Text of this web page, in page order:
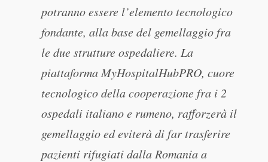
potranno essere l’elemento tecnologico
fondante, alla base del gemellaggio fra
le due strutture ospedaliere. La
piattaforma MyHospitalHubPRO, cuore
tecnologico della cooperazione fra i 2
ospedali italiano e rumeno, rafforzerà il
gemellaggio ed eviterà di far trasferire
pazienti rifugiati dalla Romania a